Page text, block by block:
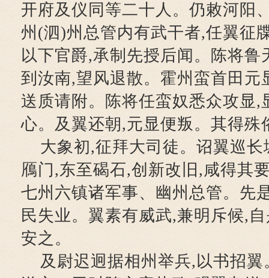
开府及仪同等二十人。仍敕河阳
州(泗)州总管内有武干者,任翼征
以下官爵,承制先授后闻。陈将鲁
到汝南,望风退散。霍州蛮首田元
送质请附。陈将任蛮奴悉众攻显,
心。及翼还朝,元显便叛。其得殊
大象初,征拜大司徒。诏翼巡
鴈门,东至碣石,创新改旧,咸得其
七州六镇诸军事、幽州总管。先
民失业。翼素有威武,兼明斥候,
安之。
及尉迟迥据相州举兵,以书招